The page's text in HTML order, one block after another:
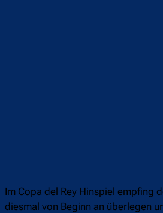
Im Copa del Rey Hinspiel empfing
diesmal von Beginn an überlegen